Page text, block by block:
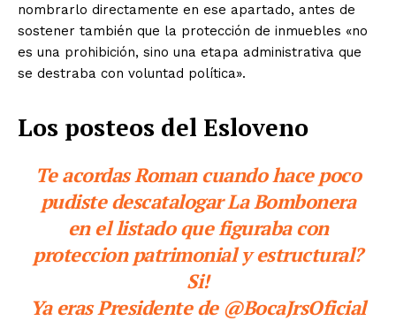
nombrarlo directamente en ese apartado, antes de
sostener también que la protección de inmuebles «no
es una prohibición, sino una etapa administrativa que
se destraba con voluntad política».
Los posteos del Esloveno
Te acordas Roman cuando hace poco
pudiste descatalogar La Bombonera
en el listado que figuraba con
proteccion patrimonial y estructural?
Si!
Ya eras Presidente de @BocaJrsOficial